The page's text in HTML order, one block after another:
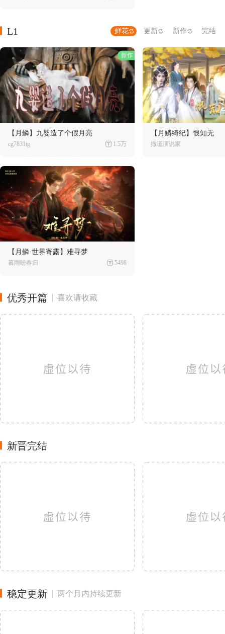
L1 鲜花 更新 新作 完结
【月鳞】九婴造了个假月亮
cg7831tg 1.5万
【月鳞绮纪】恨知无
撒谎演说家
【月鳞·世界寄露】难寻梦
暮雨盼春归 5498
优秀开篇 喜欢请收藏
新晋完结
稳定更新 两个月内持续更新